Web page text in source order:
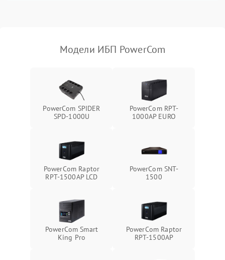
Неисправность системы
Подробнее →
переключения
Неисправность системы
мониторинга
1500 ₽ Подробнее →
Повреждение внутренних
Подробнее →
Неисправность системы
Подробнее →
Модели ИБП PowerCom
PowerCom SPIDER
SPD-1000U
PowerCom RPT-
1000AР EURO
PowerCom Raptor
RPT-1500AP LCD
PowerCom SNT-
1500
PowerCom Smart
King Pro
PowerCom Raptor
RPT-1500AP